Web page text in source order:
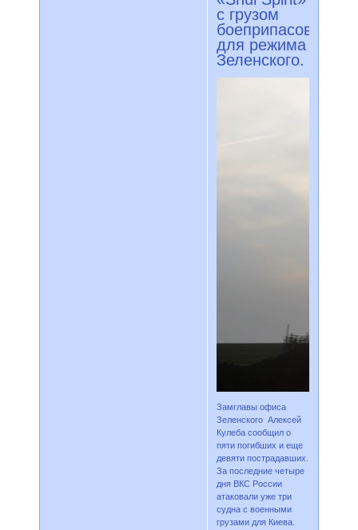
с грузом
боеприпасов
для режима
Зеленского.
Замглавы офиса
Зеленского Алексей
Кулеба сообщил о
пяти погибших и еще
девяти пострадавших.
За последние четыре
дня ВКС России
атаковали уже три
судна с военными
грузами для Киева.